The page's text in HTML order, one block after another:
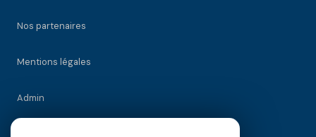
Nos partenaires
Mentions légales
Admin